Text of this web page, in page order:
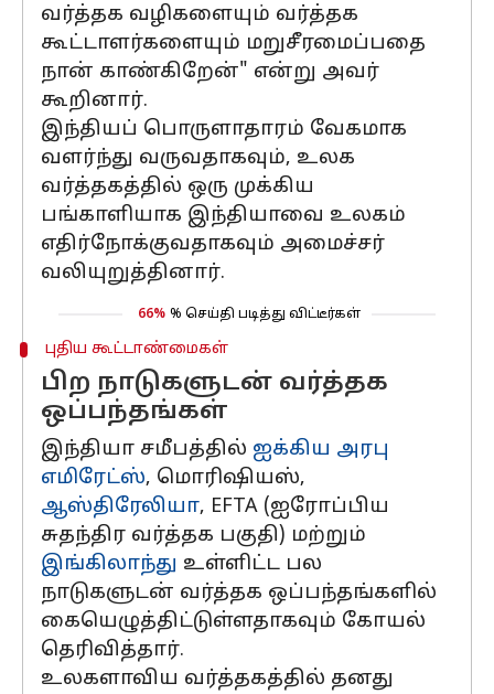
வர்த்தக வழிகளையும் வர்த்தக
கூட்டாளர்களையும் மறுசீரமைப்பதை
நான் காண்கிறேன்" என்று அவர்
கூறினார்.
இந்தியப் பொருளாதாரம் வேகமாக
வளர்ந்து வருவதாகவும், உலக
வர்த்தகத்தில் ஒரு முக்கிய
பங்காளியாக இந்தியாவை உலகம்
எதிர்நோக்குவதாகவும் அமைச்சர்
வலியுறுத்தினார்.
66% % செய்தி படித்து விட்டீர்கள்
புதிய கூட்டாண்மைகள்
பிற நாடுகளுடன் வர்த்தக
ஒப்பந்தங்கள்
இந்தியா சமீபத்தில் ஐக்கிய அரபு
எமிரேட்ஸ், மொரிஷியஸ்,
ஆஸ்திரேலியா, EFTA (ஐரோப்பிய
சுதந்திர வர்த்தக பகுதி) மற்றும்
இங்கிலாந்து உள்ளிட்ட பல
நாடுகளுடன் வர்த்தக ஒப்பந்தங்களில்
கையெழுத்திட்டுள்ளதாகவும் கோயல்
தெரிவித்தார்.
உலகளாவிய வர்த்தகத்தில் தனது